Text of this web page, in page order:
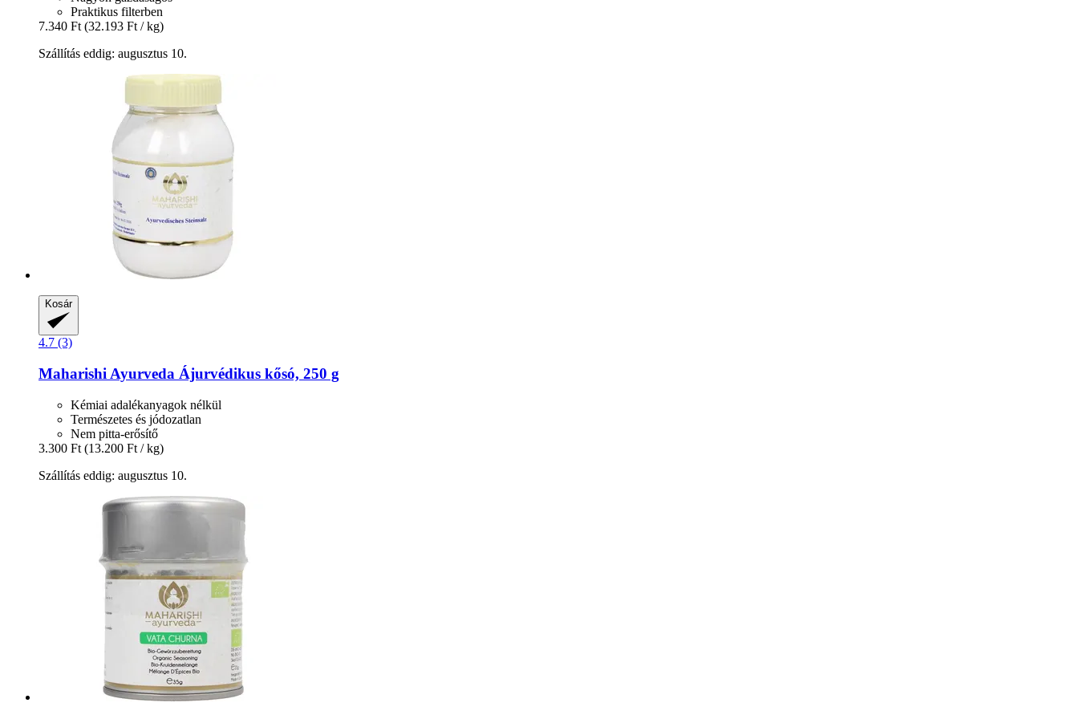
Praktikus filterben
7.340 Ft (32.193 Ft / kg)
Szállítás eddig: augusztus 10.
Kosár
4.7 (3)
Maharishi Ayurveda Ájurvédikus kősó, 250 g
Kémiai adalékanyagok nélkül
Természetes és jódozatlan
Nem pitta-erősítő
3.300 Ft (13.200 Ft / kg)
Szállítás eddig: augusztus 10.